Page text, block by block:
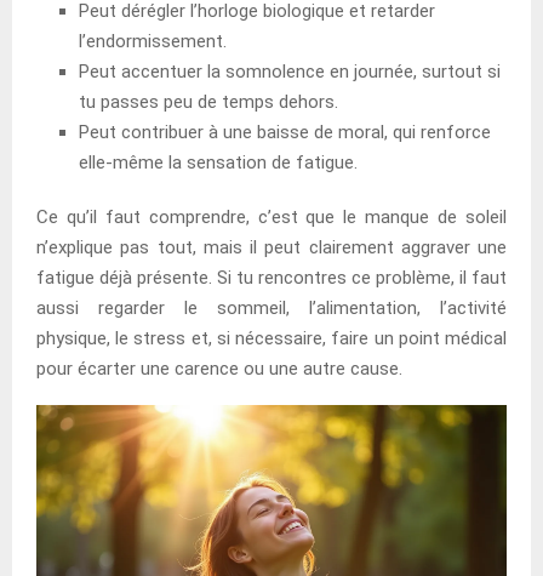
Peut dérégler l’horloge biologique et retarder
l’endormissement.
Peut accentuer la somnolence en journée, surtout si
tu passes peu de temps dehors.
Peut contribuer à une baisse de moral, qui renforce
elle-même la sensation de fatigue.
Ce qu’il faut comprendre, c’est que le manque de soleil
n’explique pas tout, mais il peut clairement aggraver une
fatigue déjà présente. Si tu rencontres ce problème, il faut
aussi regarder le sommeil, l’alimentation, l’activité
physique, le stress et, si nécessaire, faire un point médical
pour écarter une carence ou une autre cause.